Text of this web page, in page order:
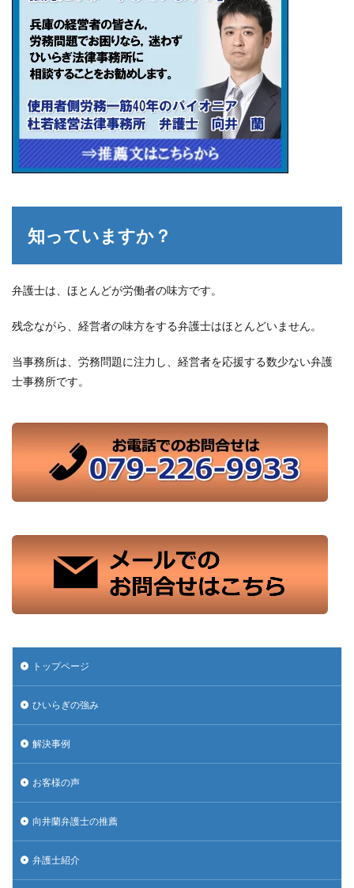
知っていますか？
弁護士は、ほとんどが労働者の味方です。
残念ながら、経営者の味方をする弁護士はほとんどいません。
当事務所は、労務問題に注力し、経営者を応援する数少ない弁護
士事務所です。
トップページ
ひいらぎの強み
解決事例
お客様の声
向井蘭弁護士の推薦
弁護士紹介